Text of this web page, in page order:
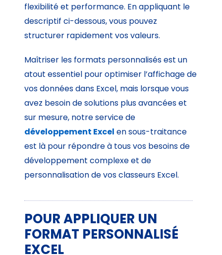
flexibilité et performance. En appliquant le
descriptif ci-dessous, vous pouvez
structurer rapidement vos valeurs.
Maîtriser les formats personnalisés est un
atout essentiel pour optimiser l’affichage de
vos données dans Excel, mais lorsque vous
avez besoin de solutions plus avancées et
sur mesure, notre service de
développement Excel en sous-traitance
est là pour répondre à tous vos besoins de
développement complexe et de
personnalisation de vos classeurs Excel.
POUR APPLIQUER UN
FORMAT PERSONNALISÉ
EXCEL